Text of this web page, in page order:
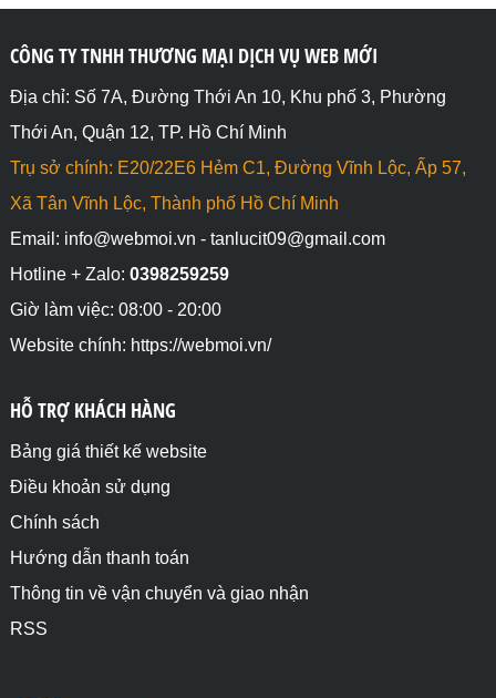
CÔNG TY TNHH THƯƠNG MẠI DỊCH VỤ WEB MỚI
Địa chỉ: Số 7A, Đường Thới An 10, Khu phố 3, Phường
Thới An, Quận 12, TP. Hồ Chí Minh
Trụ sở chính: E20/22E6 Hẻm C1, Đường Vĩnh Lộc, Ấp 57,
Xã Tân Vĩnh Lộc, Thành phố Hồ Chí Minh
Email: info@webmoi.vn - tanlucit09@gmail.com
Hotline + Zalo: 0398259259
Giờ làm việc: 08:00 - 20:00
Website chính: https://webmoi.vn/
HỖ TRỢ KHÁCH HÀNG
Bảng giá thiết kế website
Điều khoản sử dụng
Chính sách
Hướng dẫn thanh toán
Thông tin về vận chuyển và giao nhận
RSS